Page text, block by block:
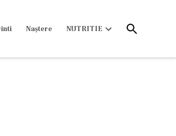
Naștere NUTRITIE
Open
Search